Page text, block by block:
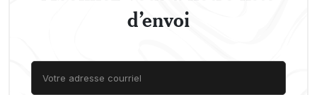
d’envoi